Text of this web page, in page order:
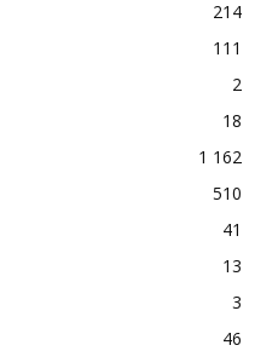
214
111
2
18
1 162
510
41
13
3
46